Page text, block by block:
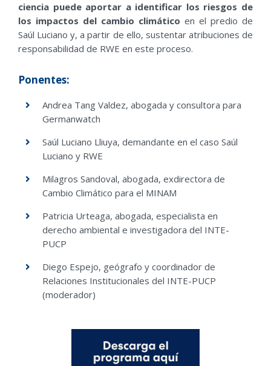
ciencia puede aportar a identificar los riesgos de
los impactos del cambio climático en el predio de
Saúl Luciano y, a partir de ello, sustentar atribuciones de
responsabilidad de RWE en este proceso.
Ponentes:
Andrea Tang Valdez, abogada y consultora para
Germanwatch
Saúl Luciano Lliuya, demandante en el caso Saúl
Luciano y RWE
Milagros Sandoval, abogada, exdirectora de
Cambio Climático para el MINAM
Patricia Urteaga, abogada, especialista en
derecho ambiental e investigadora del INTE-
PUCP
Diego Espejo, geógrafo y coordinador de
Relaciones Institucionales del INTE-PUCP
(moderador)